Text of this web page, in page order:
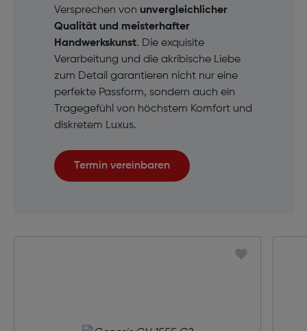
Versprechen von unvergleichlicher
Qualität und meisterhafter
Handwerkskunst. Die exquisite
Verarbeitung und die akribische Liebe
zum Detail garantieren nicht nur eine
perfekte Passform, sondern auch ein
Tragegefühl von höchstem Komfort und
diskretem Luxus.
Termin vereinbaren